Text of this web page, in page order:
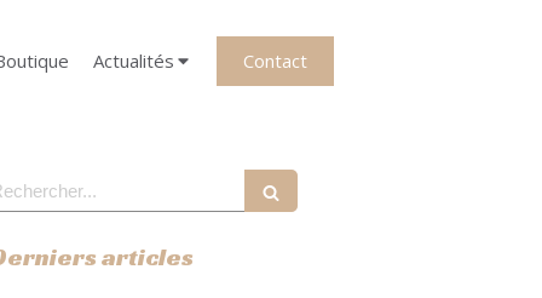
Actualités Contact
articles